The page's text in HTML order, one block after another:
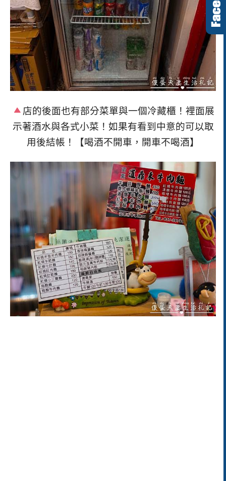
店的後面也有部分菜單與一個冷藏櫃！裡面展
示著酒水與各式小菜！如果有看到中意的可以取
用後結帳！【喝酒不開車，開車不喝酒】